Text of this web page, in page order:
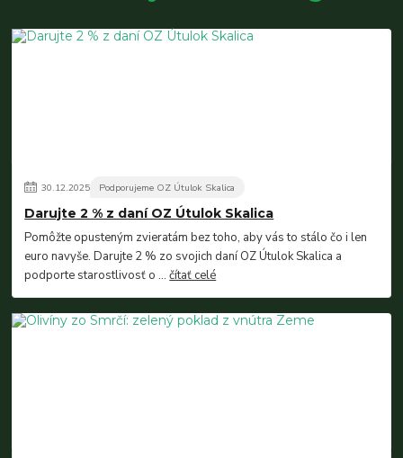
30.12.2025 Podporujeme OZ Útulok Skalica
Darujte 2 % z daní OZ Útulok Skalica
Pomôžte opusteným zvieratám bez toho, aby vás to stálo čo i len
euro navyše. Darujte 2 % zo svojich daní OZ Útulok Skalica a
podporte starostlivosť o ...čítať celé